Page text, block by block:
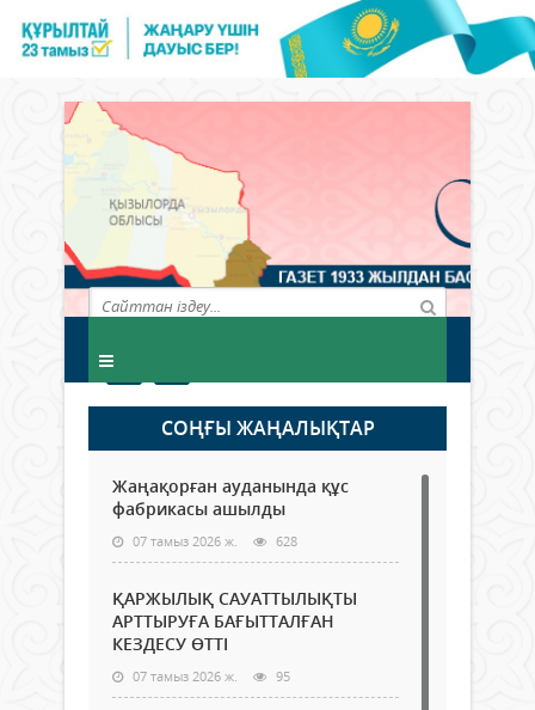
СОҢҒЫ ЖАҢАЛЫҚТАР
Жаңақорған ауданында құс
фабрикасы ашылды
07 тамыз 2026 ж. 628
ҚАРЖЫЛЫҚ САУАТТЫЛЫҚТЫ
АРТТЫРУҒА БАҒЫТТАЛҒАН
КЕЗДЕСУ ӨТТІ
07 тамыз 2026 ж. 95